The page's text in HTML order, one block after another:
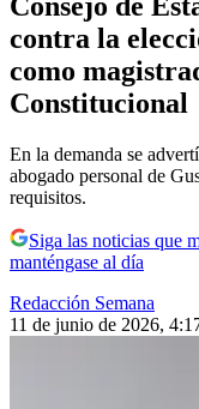
contra la
como
Constitucional
En la demanda se
abogado personal de
requisitos.
Siga las noticias que
manténgase al día
Redacción Semana
11 de junio de 2026,